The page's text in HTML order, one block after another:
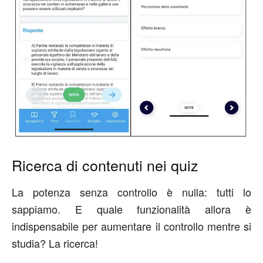
Ricerca di contenuti nei quiz
La potenza senza controllo è nulla: tutti lo
sappiamo. E quale funzionalità allora è
indispensabile per aumentare il controllo mentre si
studia? La ricerca!